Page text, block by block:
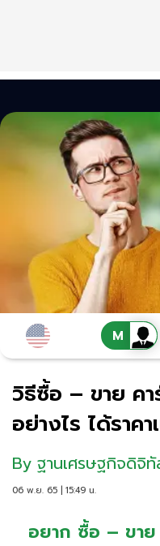
วิธีซื้อ – ขาย ค
อย่างไร ได้ราค
By ฐานเศรษฐกิจดิจิทั
06 พ.ย. 65 | 15:49 น.
อยาก ซื้อ – ขา